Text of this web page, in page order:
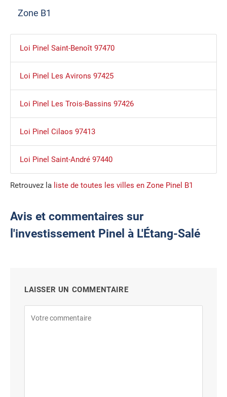
Zone B1
Loi Pinel Saint-Benoît 97470
Loi Pinel Les Avirons 97425
Loi Pinel Les Trois-Bassins 97426
Loi Pinel Cilaos 97413
Loi Pinel Saint-André 97440
Retrouvez la liste de toutes les villes en Zone Pinel B1
Avis et commentaires sur
l'investissement Pinel à L'Étang-Salé
LAISSER UN COMMENTAIRE